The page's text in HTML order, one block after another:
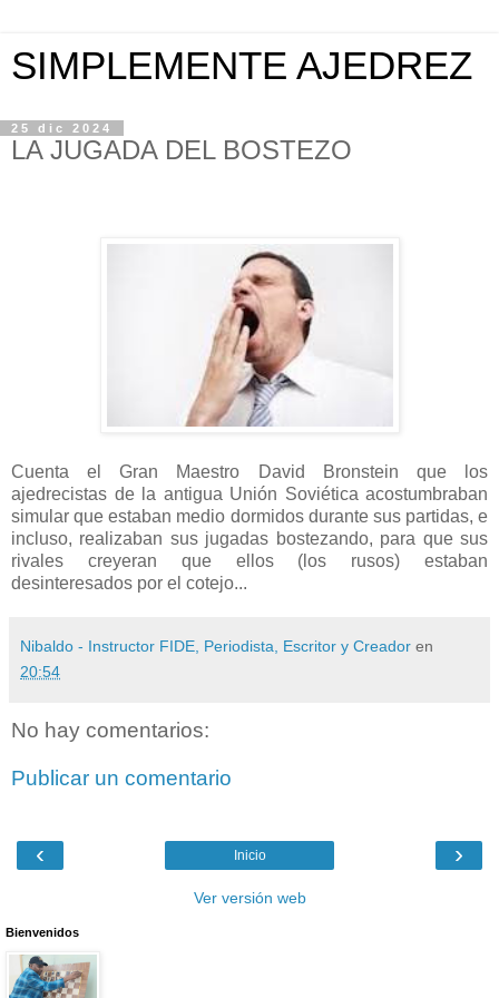
SIMPLEMENTE AJEDREZ
25 dic 2024
LA JUGADA DEL BOSTEZO
Cuenta el Gran Maestro David Bronstein que los
ajedrecistas de la antigua Unión Soviética acostumbraban
simular que estaban medio dormidos durante sus partidas, e
incluso, realizaban sus jugadas bostezando, para que sus
rivales creyeran que ellos (los rusos) estaban
desinteresados por el cotejo...
Nibaldo - Instructor FIDE, Periodista, Escritor y Creador en
20:54
No hay comentarios:
Publicar un comentario
‹ ›
Inicio
Ver versión web
Bienvenidos